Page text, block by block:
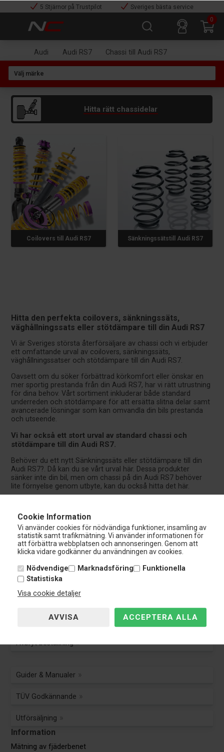
Cookie Information
Vi använder cookies för nödvändiga funktioner, insamling av
statistik samt trafikmätning. Vi använder informationen för
att förbättra webbplatsen och annonseringen. Genom att
klicka vidare godkänner du användningen av cookies.
Nödvendige Marknadsföring
Funktionella
Statistiska
Visa cookie detaljer
5 Stjärnor på Trustpilot
Sveriges bästa service
0
Audi Audi RS7 Chassi till Audi RS7
Hitta rätt chassidelar
Coilovers till Audi RS7 Sänkningssätstill Audi RS7
Hitta den perfekta coilovers, sänkningssäts,
väghållningssats eller stötdämpare till din Audi RS7
Vi är Sveriges största återförsäljare av chassi och vi erbjuder
ett omfattande urval av coilovers, sänkningssäts,
väghållningssatser och stötdämpare till din Audi RS7.
Oavsett om du söker förbättrad körkomfort eller önskar en
mer sportig prestanda från din Audi RS7, har vi rätt utrustning
för dina behov. Vårt sortiment inkluderar både standard
underreden och stötdämpare för att ersätta slitna delar samt
avancerade lösningar som kan omvandla din bils prestanda
och utseende.
Vi har också ett stort urval av standard chassi och
stötdämpare till din Audi RS7.
Behöver du ett nytt Sänkningssäts eller stötdämpare till din
Audi RS7?. Då kan du se vårt urval här. Dessa produkter
sänker inte din bil, men om chassi på din Audi RS7 behöver
lite förnyelse genom utbyte, kan du också hitta det här.
stötdämpare,sänkningssäts
Kundservice:
Tel.: 0108-848 151
info@nardocar.se
Kundservice
Avbryt beställning
Guider & Manualer
TÜV Godkännande
Utförsäljning
Information
Mätning av fjäderbenet